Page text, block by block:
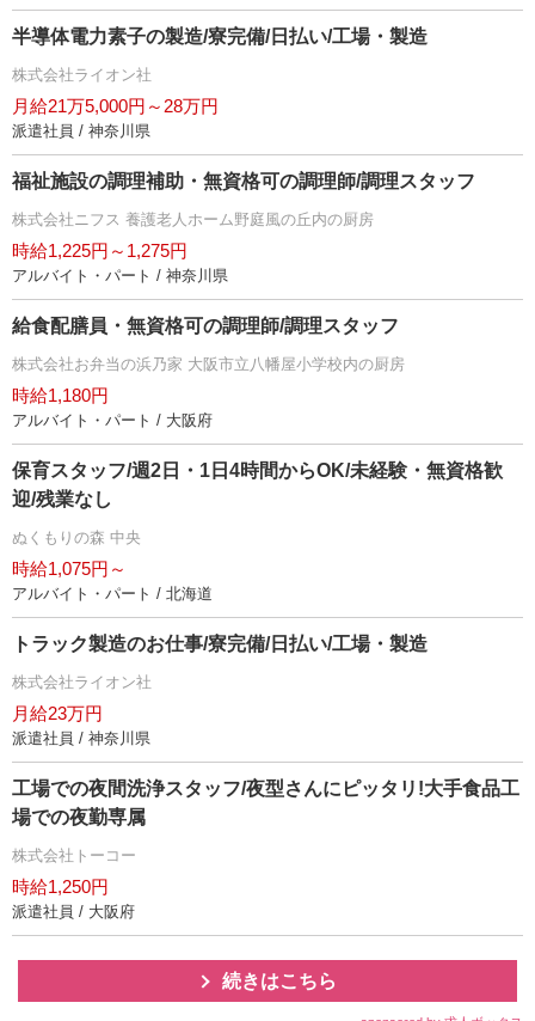
半導体電力素子の製造/寮完備/日払い/工場・製造
株式会社ライオン社
月給21万5,000円～28万円
派遣社員 / 神奈川県
福祉施設の調理補助・無資格可の調理師/調理スタッフ
株式会社ニフス 養護老人ホーム野庭風の丘内の厨房
時給1,225円～1,275円
アルバイト・パート / 神奈川県
給食配膳員・無資格可の調理師/調理スタッフ
株式会社お弁当の浜乃家 大阪市立八幡屋小学校内の厨房
時給1,180円
アルバイト・パート / 大阪府
保育スタッフ/週2日・1日4時間からOK/未経験・無資格歓
迎/残業なし
ぬくもりの森 中央
時給1,075円～
アルバイト・パート / 北海道
トラック製造のお仕事/寮完備/日払い/工場・製造
株式会社ライオン社
月給23万円
派遣社員 / 神奈川県
工場での夜間洗浄スタッフ/夜型さんにピッタリ!大手食品工
場での夜勤専属
株式会社トーコー
時給1,250円
派遣社員 / 大阪府
続きはこちら